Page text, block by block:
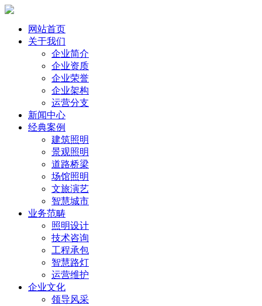
网站首页
关于我们
企业简介
企业资质
企业荣誉
企业架构
运营分支
新闻中心
经典案例
建筑照明
景观照明
道路桥梁
场馆照明
文旅演艺
智慧城市
业务范畴
照明设计
技术咨询
工程承包
智慧路灯
运营维护
企业文化
领导风采